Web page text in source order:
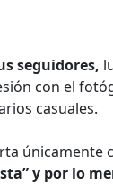
seguidores,
con el
casuales.
y por lo